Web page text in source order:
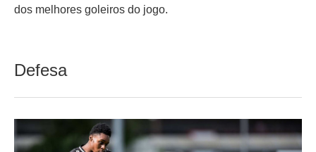
dos melhores goleiros do jogo.
Defesa